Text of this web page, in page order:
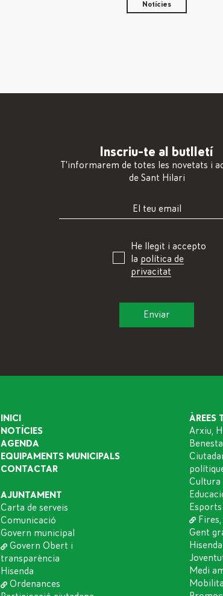
Notícies
Inscriu-te al butlletí
T'informarem de totes les novetats i
de Sant Hilari
He llegit i accepto
la política de
privacitat
INICI
NOTÍCIES
AGENDA
EQUIPAMENTS MUNICIPALS
CONTACTAR
AJUNTAMENT
Carta de serveis
Comunicació
Govern municipal
Govern Obert i
transparència
Hisenda
Ordenances
ÀREES
Arxiu,
Cultura
Esports
Gent
Hisenda
Medi